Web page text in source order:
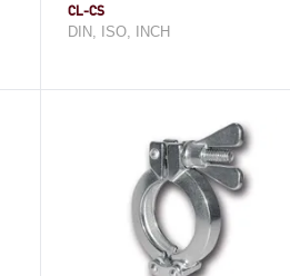
CL-CS
DIN, ISO, INCH